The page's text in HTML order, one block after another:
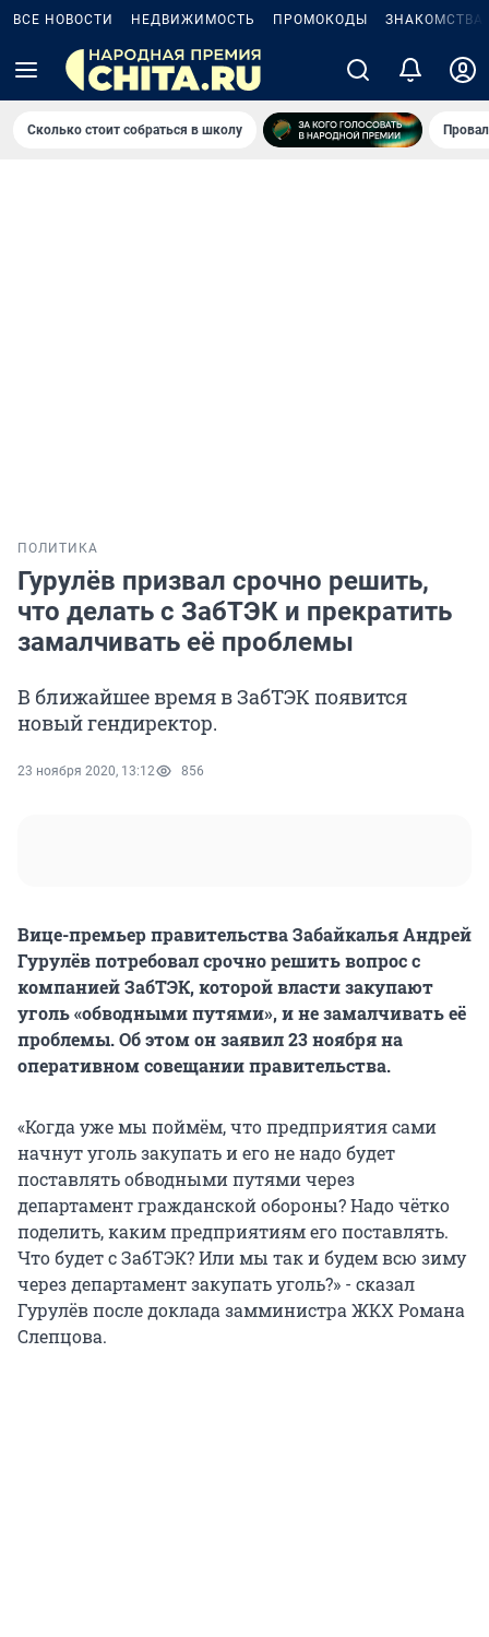
ВСЕ НОВОСТИ НЕДВИЖИМОСТЬ ПРОМОКОДЫ ЗНАКОМСТВА
Сколько стоит собраться в школу
ПОЛИТИКА
Гурулёв призвал срочно решить,
что делать с ЗабТЭК и прекратить
замалчивать её проблемы
В ближайшее время в ЗабТЭК появится
новый гендиректор.
23 ноября 2020, 13:12 856
Вице-премьер правительства Забайкалья Андрей
Гурулёв потребовал срочно решить вопрос с
компанией ЗабТЭК, которой власти закупают
уголь «обводными путями», и не замалчивать её
проблемы. Об этом он заявил 23 ноября на
оперативном совещании правительства.
«Когда уже мы поймём, что предприятия сами
начнут уголь закупать и его не надо будет
поставлять обводными путями через
департамент гражданской обороны? Надо чётко
поделить, каким предприятиям его поставлять.
Что будет с ЗабТЭК? Или мы так и будем всю зиму
через департамент закупать уголь?» - сказал
Гурулёв после доклада замминистра ЖКХ Романа
Слепцова.